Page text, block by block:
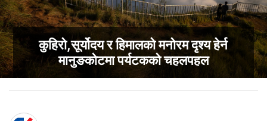
कुहिरो,सूर्योदय र हिमालको मनोरम दृश्य हेर्न
मानुङकोटमा पर्यटकको चहलपहल